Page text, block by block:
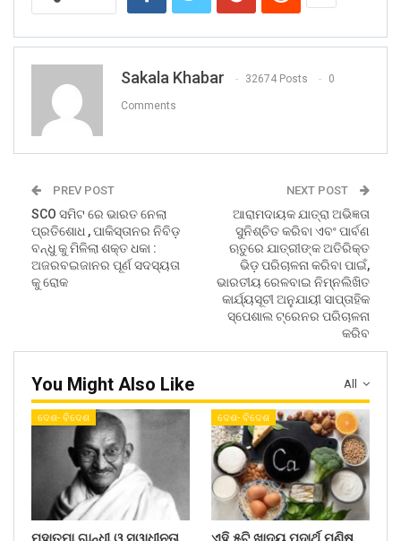
Sakala Khabar 32674 Posts 0
Comments
PREV POST
SCO ସମିଟ ରେ ଭାରତ ନେଲା
ପ୍ରତିଶୋଧ , ପାକିସ୍ତାନର ନିବିଡ଼
ବନ୍ଧୁ କୁ ମିଳିଲା ଶକ୍ତ ଧକା :
ଅଜରବଇଜାନର ପୂର୍ଣ ସଦସ୍ୟତା
କୁ ରୋକ
NEXT POST
ଆରାମଦାୟକ ଯାତ୍ରା ଅଭିଜ୍ଞତା
ସୁନିଶ୍ଚିତ କରିବା ଏବଂ ପାର୍ବଣ
ଋତୁରେ ଯାତ୍ରୀଙ୍କ ଅତିରିକ୍ତ
ଭିଡ଼ ପରିଚାଳନା କରିବା ପାଇଁ,
ଭାରତୀୟ ରେଳବାଇ ନିମ୍ନଲିଖିତ
କାର୍ଯ୍ୟସୂଚୀ ଅନୁଯାୟୀ ସାପ୍ତାହିକ
ସ୍ପେଶାଲ ଟ୍ରେନର ପରିଚାଳନା
କରିବ
All
You Might Also Like
ଦେଶ- ବିଦେଶ ଦେଶ- ବିଦେଶ